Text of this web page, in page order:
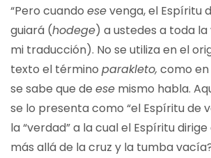
“Pero cuando esevenga, el Espíritu
guiará (hodege) a ustedes a toda la
mi traducción). No se utiliza en el
texto el término parakleto, como en
se sabe que de ese mismo habla.
se lo presenta como “el Espíritu de
la “verdad” a la cual el Espíritu
más allá de la cruz y la tumba